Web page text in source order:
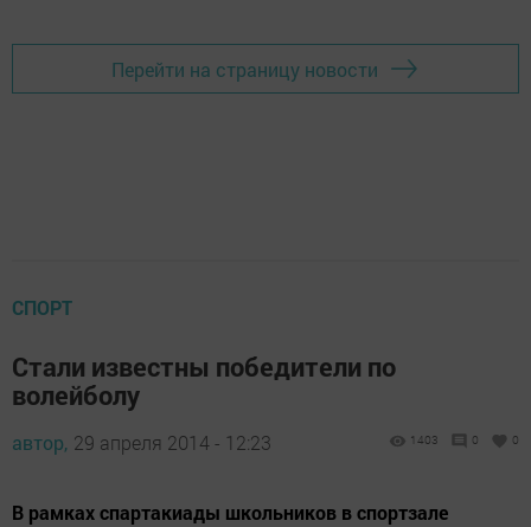
Перейти на страницу новости
СПОРТ
Стали известны победители по
волейболу
автор, 29 апреля 2014 - 12:23 1403 0 0
В рамках спартакиады школьников в спортзале